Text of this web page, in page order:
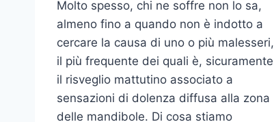
Molto spesso, chi ne soffre non lo sa,
almeno fino a quando non è indotto a
cercare la causa di uno o più malesseri,
il più frequente dei quali è, sicuramente
il risveglio mattutino associato a
sensazioni di dolenza diffusa alla zona
delle mandibole. Di cosa stiamo